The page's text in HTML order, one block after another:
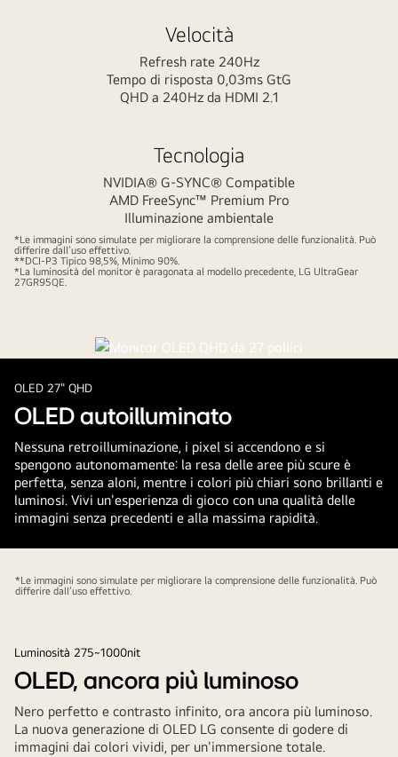
Velocità
Refresh rate 240Hz
Tempo di risposta 0,03ms GtG
QHD a 240Hz da HDMI 2.1
Tecnologia
NVIDIA® G-SYNC® Compatible
AMD FreeSync™ Premium Pro
Illuminazione ambientale
*Le immagini sono simulate per migliorare la comprensione delle funzionalità. Può
differire dall’uso effettivo.
**DCI-P3 Tipico 98,5%, Minimo 90%.
*La luminosità del monitor è paragonata al modello precedente, LG UltraGear
27GR95QE.
OLED 27" QHD
OLED autoilluminato
Nessuna retroilluminazione, i pixel si accendono e si
spengono autonomamente: la resa delle aree più scure è
perfetta, senza aloni, mentre i colori più chiari sono brillanti e
luminosi. Vivi un'esperienza di gioco con una qualità delle
immagini senza precedenti e alla massima rapidità.
*Le immagini sono simulate per migliorare la comprensione delle funzionalità. Può
differire dall’uso effettivo.
Luminosità 275~1000nit
OLED, ancora più luminoso
Nero perfetto e contrasto infinito, ora ancora più luminoso.
La nuova generazione di OLED LG consente di godere di
immagini dai colori vividi, per un'immersione totale.